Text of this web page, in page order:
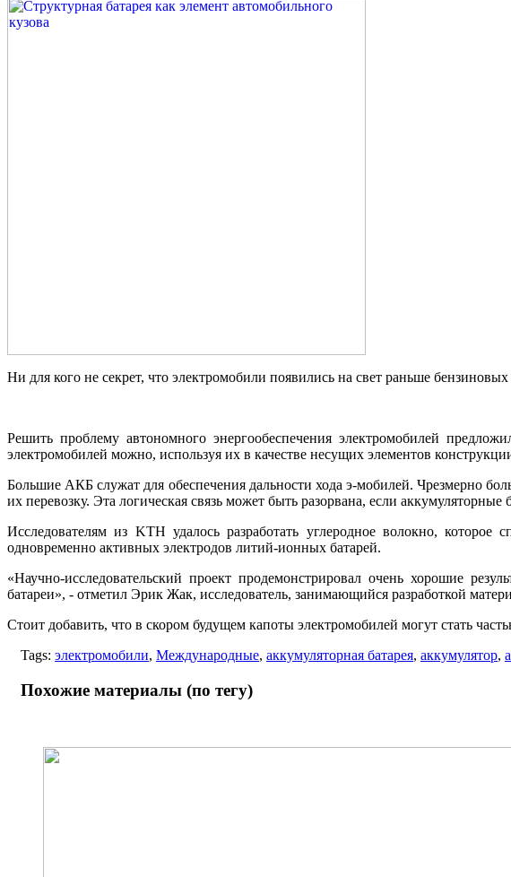
Ни для кого не секрет, что электромобили появились на свет раньше
Решить проблему автономного энергообеспечения электромобилей
электромобилей можно, используя их в качестве несущих элементов
Большие АКБ служат для обеспечения дальности хода э-мобилей. Чрезмерно
их перевозку. Эта логическая связь может быть разорвана, если
Исследователям из KTH удалось разработать углеродное волокно,
одновременно активных электродов литий-ионных батарей.
«Научно-исследовательский проект продемонстрировал очень хорошие
батареи», - отметил Эрик Жак, исследователь, занимающийся разработкой
Стоит добавить, что в скором будущем капоты электромобилей могут стать
Tags: электромобили, Международные, аккумуляторная батарея, аккумулятор,
Похожие материалы (по тегу)